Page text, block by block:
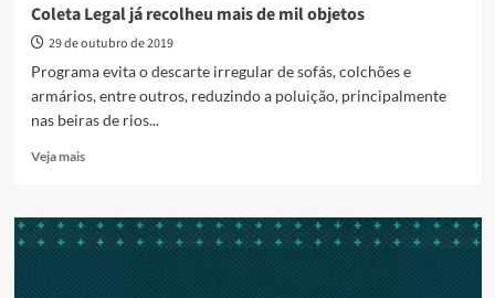
Coleta Legal já recolheu mais de mil objetos
29 de outubro de 2019
Programa evita o descarte irregular de sofás, colchões e
armários, entre outros, reduzindo a poluição, principalmente
nas beiras de rios...
Veja maisRead
Coleta
Legal